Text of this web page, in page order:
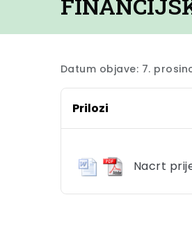
Datum objave: 7.
Prilozi
Nacrt